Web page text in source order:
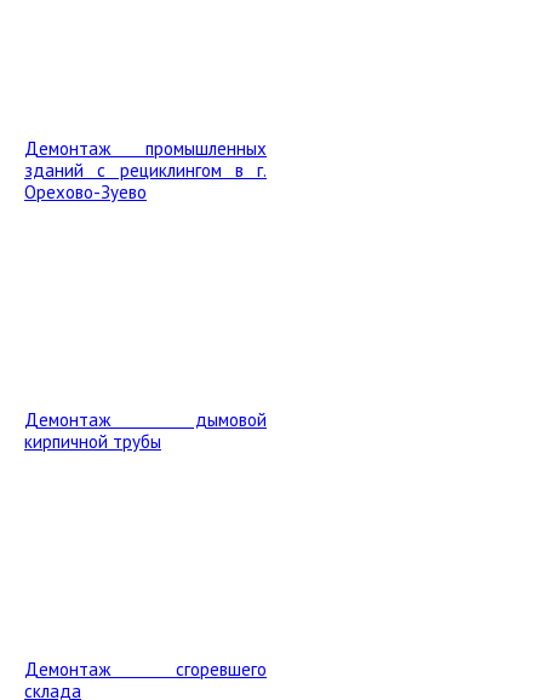
Демонтаж промышленных
зданий с рециклингом в г.
Орехово-Зуево
Демонтаж дымовой
кирпичной трубы
Демонтаж сгоревшего
склада